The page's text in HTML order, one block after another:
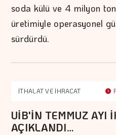
soda külü ve 4 milyon
üretimiyle operasyonel
sürdürdü.
İTHALAT VE İHRACAT
UİB'İN TEMMUZ AYI
AÇIKLANDI…